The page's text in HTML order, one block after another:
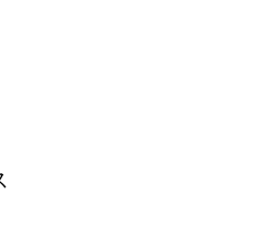
優』の位置づけは？